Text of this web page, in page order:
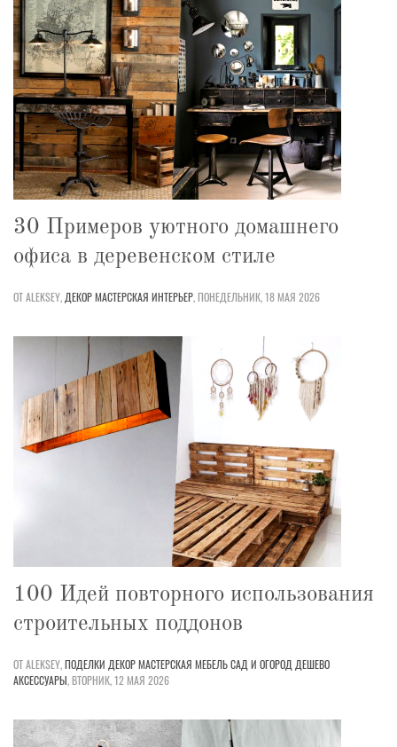
30 Примеров уютного домашнего
офиса в деревенском стиле
ОТ ALEKSEY, ДЕКОРМАСТЕРСКАЯ ИНТЕРЬЕР,ПОНЕДЕЛЬНИК, 18 МАЯ 2026
100 Идей повторного использования
строительных поддонов
ОТ ALEKSEY,ПОДЕЛКИ ДЕКОРМАСТЕРСКАЯ МЕБЕЛЬСАД И ОГОРОД ДЕШЕВО
АКСЕССУАРЫ,ВТОРНИК, 12 МАЯ 2026